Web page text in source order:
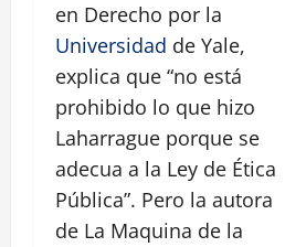
en Derecho por la
Universidad de Yale,
explica que “no está
prohibido lo que hizo
Laharrague porque se
adecua a la Ley de Ética
Pública”. Pero la autora
de La Maquina de la